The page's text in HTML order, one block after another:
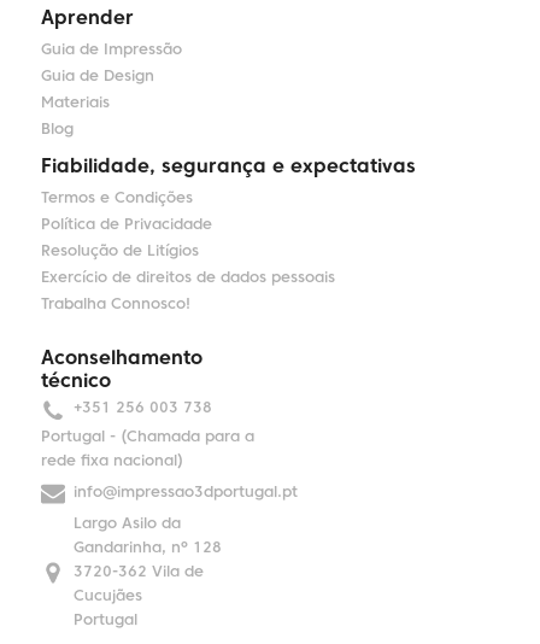
Aprender
Guia de Impressão
Guia de Design
Materiais
Blog
Fiabilidade, segurança e expectativas
Termos e Condições
Política de Privacidade
Resolução de Litígios
Exercício de direitos de dados pessoais
Trabalha Connosco!
Aconselhamento
técnico
+351 256 003 738
Portugal - (Chamada para a
rede fixa nacional)
info@impressao3dportugal.pt
Largo Asilo da
Gandarinha, nº 128
3720-362 Vila de
Cucujães
Portugal